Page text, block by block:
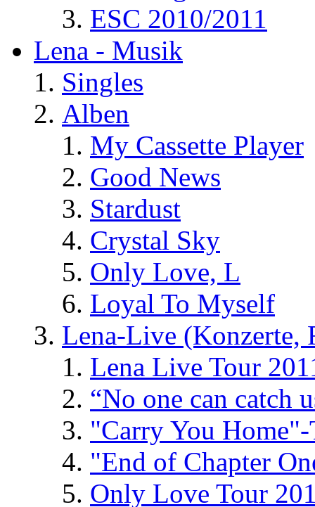
ESC 2010/2011
Lena - Musik
Singles
Alben
My Cassette Player
Good News
Stardust
Crystal Sky
Only Love, L
Loyal To Myself
Lena-Live (Konzerte,
Lena Live Tour
“No one can catch
"Carry You
"End of Chapter
Only Love Tour